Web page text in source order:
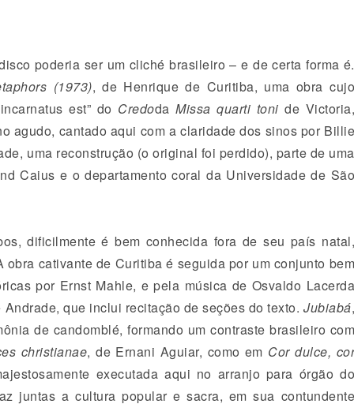
poderia ser um cliché brasileiro – e de certa forma é.
(1973), de Henrique de Curitiba, uma obra
est” do Credoda Missa quarti toni de Victoria,
agudo, cantado aqui com a claridade dos sinos por Billie
uma reconstrução (o original foi perdido), parte de uma
Caius e o departamento coral da Universidade de São
dificilmente é bem conhecida fora de seu país natal,
cativante de Curitiba é seguida por um conjunto bem
por Ernst Mahle, e pela música de Osvaldo Lacerda
que inclui recitação de seções do texto. Jubiabá,
de candomblé, formando um contraste brasileiro com
christianae, de Ernani Aguiar, como em Cor dulce, cor
executada aqui no arranjo para órgão
juntas a cultura popular e sacra, em sua contundente